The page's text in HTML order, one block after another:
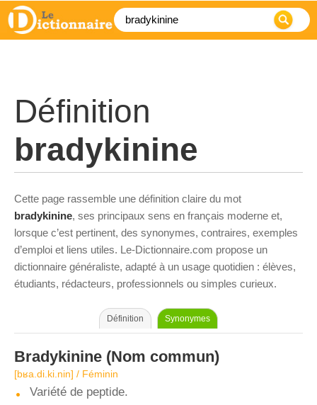
Définition
bradykinine
Cette page rassemble une définition claire du mot
bradykinine, ses principaux sens en français moderne et,
lorsque c’est pertinent, des synonymes, contraires, exemples
d’emploi et liens utiles. Le-Dictionnaire.com propose un
dictionnaire généraliste, adapté à un usage quotidien : élèves,
étudiants, rédacteurs, professionnels ou simples curieux.
Définition Synonymes
Bradykinine (Nom commun)
[bʁa.di.ki.nin] / Féminin
Variété de peptide.